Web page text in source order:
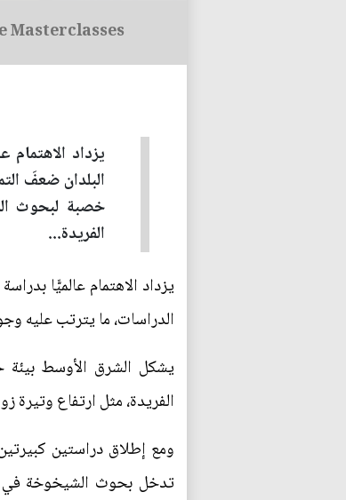
Masterclasses
يزداد
البلدان ضعفَ
خصبة لبحوث
الفريدة...
يزداد الاهتمام عالميًّا
الدراسات، ما يترتب عليه
يشكل الشرق الأوسط بيئة
الفريدة، مثل ارتفاع وتيرة
تدخل بحوث الشيخوخة في